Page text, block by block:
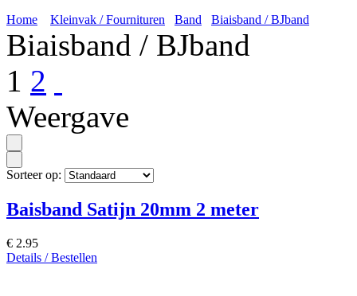
Home Kleinvak / Fournituren Band Biaisband / BJband
Biaisband / BJband
1 2
Weergave
Sorteer op:
Baisband Satijn 20mm 2 meter
€ 2.95
Details / Bestellen